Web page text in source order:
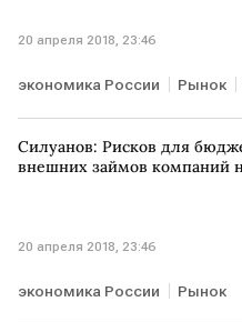
20 апреля 2018, 23:46
экономика России Рынок
Силуанов: Рисков для
внешних займов компаний
20 апреля 2018, 23:46
экономика России Рынок